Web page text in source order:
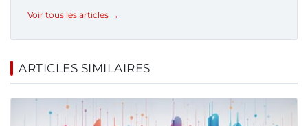
Voir tous les articles →
ARTICLES SIMILAIRES